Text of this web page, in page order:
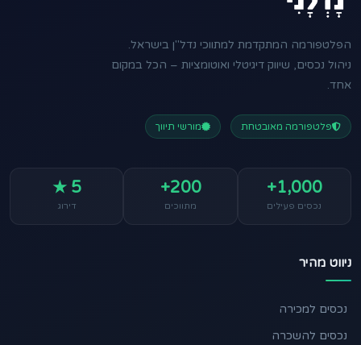
הפלטפורמה המתקדמת למתווכי נדל"ן בישראל.
ניהול נכסים, שיווק דיגיטלי ואוטומציות – הכל במקום
אחד.
פלטפורמה מאובטחת מורשי תיווך
1,000+
נכסים פעילים
200+
מתווכים
5 ★
דירוג
ניווט מהיר
נכסים למכירה
נכסים להשכרה